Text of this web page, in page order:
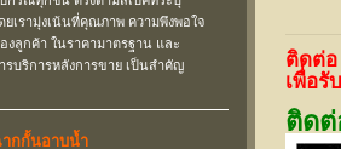
ยเรามุ่งเน้นที่คุณภาพ ความพึงพอใจ
งลูกค้า ในราคามาตรฐาน และ
รบริการหลังการขาย เป็นสำคัญ
กกั้นอาบน้ำ
ติดต่อ
เพื่อรั
ติดต่